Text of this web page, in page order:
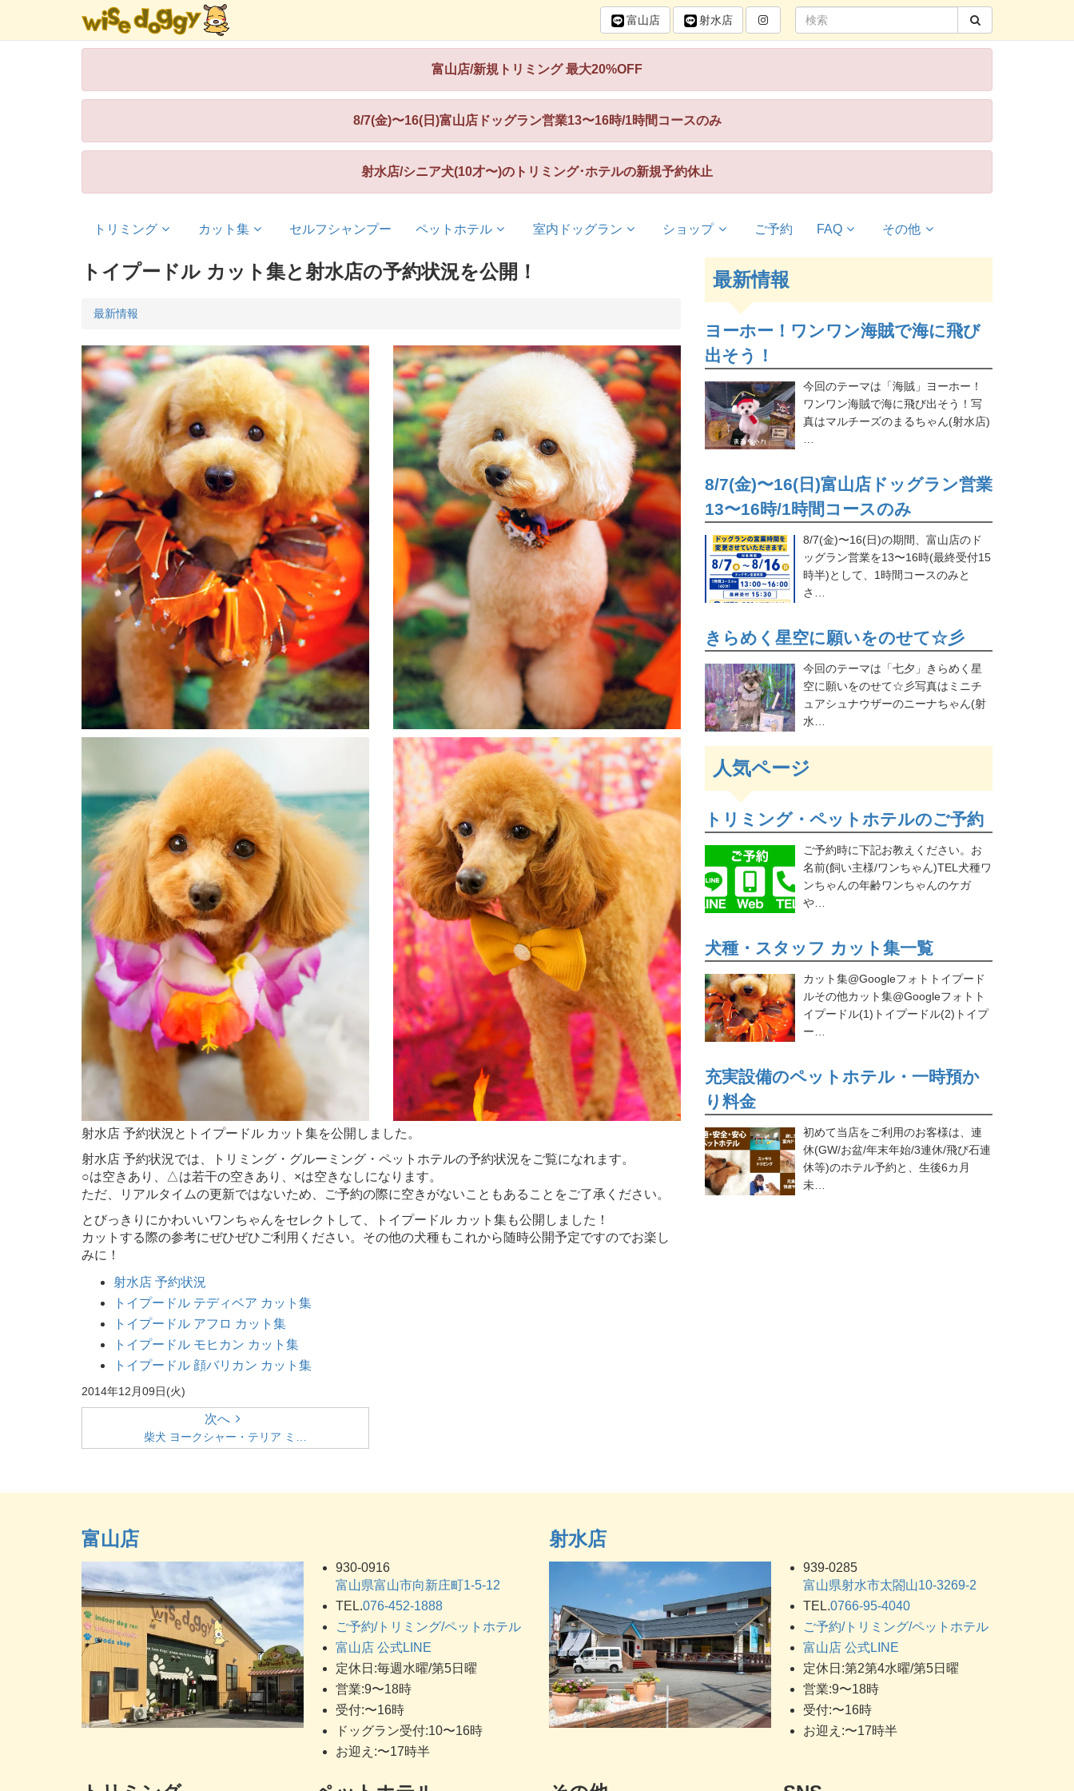
富山店 射水店
富山店/新規トリミング 最大20%OFF
8/7(金)〜16(日)富山店ドッグラン営業13〜16時/1時間コースのみ
射水店/シニア犬(10才〜)のトリミング･ホテルの新規予約休止
トリミング カット集 セルフシャンプー ペットホテル 室内ドッグラン ショップ ご予約 FAQ その他
トイプードル カット集と射水店の予約状況を公開！
最新情報
射水店 予約状況とトイプードル カット集を公開しました。
射水店 予約状況では、トリミング・グルーミング・ペットホテルの予約状況をご覧になれます。
○は空きあり、△は若干の空きあり、×は空きなしになります。
ただ、リアルタイムの更新ではないため、ご予約の際に空きがないこともあることをご了承ください。
とびっきりにかわいいワンちゃんをセレクトして、トイプードル カット集も公開しました！
カットする際の参考にぜひぜひご利用ください。その他の犬種もこれから随時公開予定ですのでお楽し
みに！
射水店 予約状況
トイプードル テディベア カット集
トイプードル アフロ カット集
トイプードル モヒカン カット集
トイプードル 顔バリカン カット集
2014年12月09日(火)
次へ
柴犬 ヨークシャー・テリア ミ…
最新情報
ヨーホー！ワンワン海賊で海に飛び
出そう！
今回のテーマは「海賊」ヨーホー！
ワンワン海賊で海に飛び出そう！写
真はマルチーズのまるちゃん(射水店)
…
8/7(金)〜16(日)富山店ドッグラン営業
13〜16時/1時間コースのみ
8/7(金)〜16(日)の期間、富山店のド
ッグラン営業を13〜16時(最終受付15
時半)として、1時間コースのみと
さ…
きらめく星空に願いをのせて☆彡
今回のテーマは「七夕」きらめく星
空に願いをのせて☆彡写真はミニチ
ュアシュナウザーのニーナちゃん(射
水…
人気ページ
トリミング・ペットホテルのご予約
ご予約時に下記お教えください。お
名前(飼い主様/ワンちゃん)TEL犬種ワ
ンちゃんの年齢ワンちゃんのケガ
や…
犬種・スタッフ カット集一覧
カット集@Googleフォトトイプード
ルその他カット集@Googleフォトト
イプードル(1)トイプードル(2)トイプ
ー…
充実設備のペットホテル・一時預か
り料金
初めて当店をご利用のお客様は、連
休(GW/お盆/年末年始/3連休/飛び石連
休等)のホテル予約と、生後6カ月
未…
富山店
930-0916
富山県富山市向新庄町1-5-12
TEL.076-452-1888
ご予約/トリミング/ペットホテル
富山店 公式LINE
定休日:毎週水曜/第5日曜
営業:9〜18時
受付:〜16時
ドッグラン受付:10〜16時
お迎え:〜17時半
射水店
939-0285
富山県射水市太閤山10-3269-2
TEL.0766-95-4040
ご予約/トリミング/ペットホテル
富山店 公式LINE
定休日:第2第4水曜/第5日曜
営業:9〜18時
受付:〜16時
お迎え:〜17時半